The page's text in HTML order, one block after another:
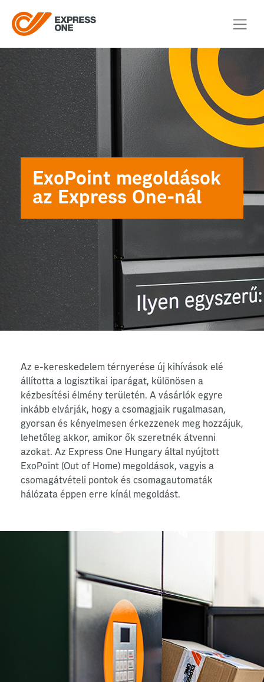
ExoPoint megoldások
az Express One-nál
Az e-kereskedelem térnyerése új kihívások elé
állította a logisztikai iparágat, különösen a
kézbesítési élmény területén. A vásárlók egyre
inkább elvárják, hogy a csomagjaik rugalmasan,
gyorsan és kényelmesen érkezzenek meg hozzájuk,
lehetőleg akkor, amikor ők szeretnék átvenni
azokat. Az Express One Hungary által nyújtott
ExoPoint (Out of Home) megoldások, vagyis a
csomagátvételi pontok és csomagautomaták
hálózata éppen erre kínál megoldást.